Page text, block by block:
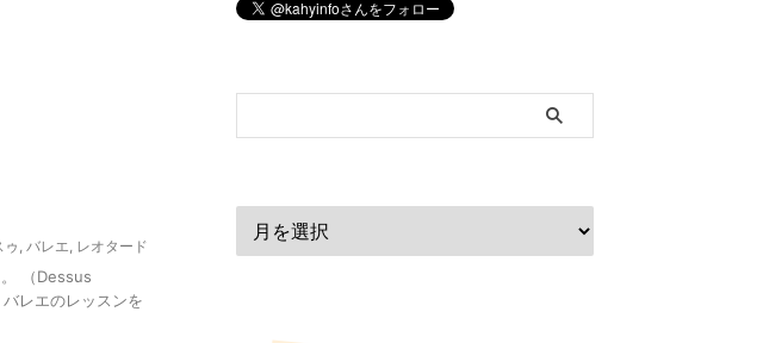
ゥ バレエ レオタード
（Dessus
レエのレッスンを